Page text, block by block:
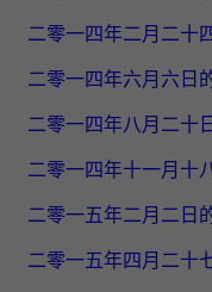
二零一四年二月二十
二零一四年六月六日
二零一四年八月二十
二零一四年十一月十
二零一五年二月二日
二零一五年四月二十